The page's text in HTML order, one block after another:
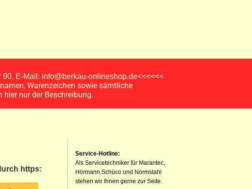
E-Mail: info@berkau-onlineshop.de<<<<<<
Warenzeichen sowie sämtliche
nur der Beschreibung.
https:
Service-Hotline:
Als Servicetechniker für Marantec,
Hörmann,Schüco und Normstahl
stehen wir Ihnen gerne zur Seite.